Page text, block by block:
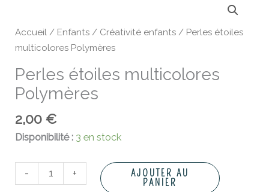
Accueil / Enfants / Créativité enfants / Perles étoiles
multicolores Polymères
Perles étoiles multicolores
Polymères
2,00€
Disponibilité : 3 en stock
-
Perles
étoiles
Polymères
+
AJOUTER AU
PANIER